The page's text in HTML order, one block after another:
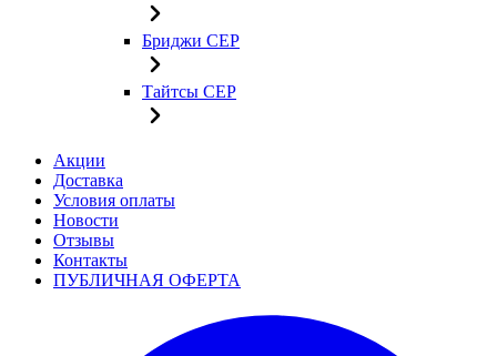
Бриджи CEP
Тайтсы CEP
Акции
Доставка
Условия оплаты
Новости
Отзывы
Контакты
ПУБЛИЧНАЯ ОФЕРТА